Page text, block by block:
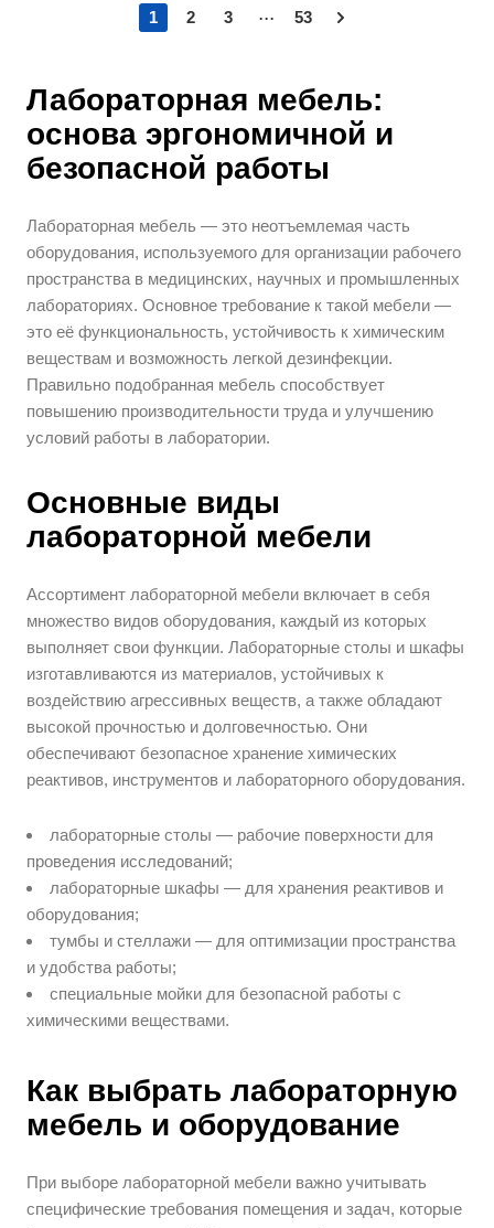
1 2 3 ... 53
Лабораторная мебель:
основа эргономичной и
безопасной работы
Лабораторная мебель — это неотъемлемая часть
оборудования, используемого для организации рабочего
пространства в медицинских, научных и промышленных
лабораториях. Основное требование к такой мебели —
это её функциональность, устойчивость к химическим
веществам и возможность легкой дезинфекции.
Правильно подобранная мебель способствует
повышению производительности труда и улучшению
условий работы в лаборатории.
Основные виды
лабораторной мебели
Ассортимент лабораторной мебели включает в себя
множество видов оборудования, каждый из которых
выполняет свои функции. Лабораторные столы и шкафы
изготавливаются из материалов, устойчивых к
воздействию агрессивных веществ, а также обладают
высокой прочностью и долговечностью. Они
обеспечивают безопасное хранение химических
реактивов, инструментов и лабораторного оборудования.
лабораторные столы — рабочие поверхности для
проведения исследований;
лабораторные шкафы — для хранения реактивов и
оборудования;
тумбы и стеллажи — для оптимизации пространства
и удобства работы;
специальные мойки для безопасной работы с
химическими веществами.
Как выбрать лабораторную
мебель и оборудование
При выборе лабораторной мебели важно учитывать
специфические требования помещения и задач, которые